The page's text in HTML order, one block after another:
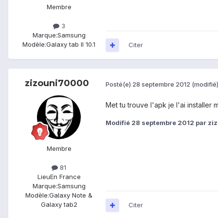
Membre
3
Marque:Samsung
Modèle:Galaxy tab II 10.1 Citer
zizouni70000
Membre
81
LieuEn France
Marque:Samsung
Modèle:Galaxy Note &
Galaxy tab2
Posté(e) 28 septembre 2012 (modifié)
Met tu trouve l'apk je l'ai installer
Modifié 28 septembre 2012 par
Citer